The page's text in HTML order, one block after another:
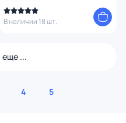
В наличии 18 шт.
еще ...
4 5